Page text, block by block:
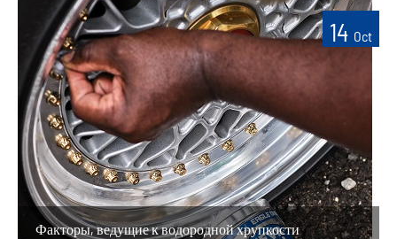
14 Oct
Факторы, ведущие к водородной хрупкости